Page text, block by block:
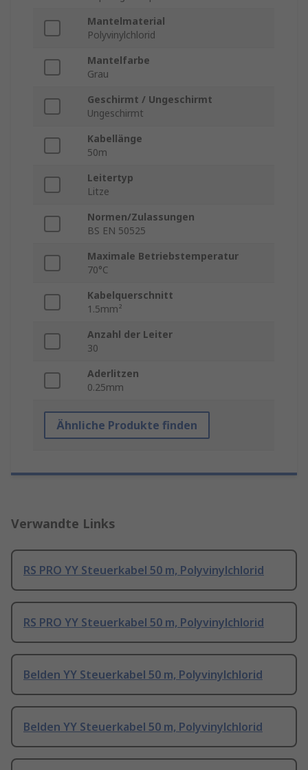
Mantelmaterial
Polyvinylchlorid
Mantelfarbe
Grau
Geschirmt / Ungeschirmt
Ungeschirmt
Kabellänge
50m
Leitertyp
Litze
Normen/Zulassungen
BS EN 50525
Maximale Betriebstemperatur
70°C
Kabelquerschnitt
1.5mm²
Anzahl der Leiter
30
Aderlitzen
0.25mm
Ähnliche Produkte finden
Verwandte Links
RS PRO YY Steuerkabel 50 m, Polyvinylchlorid
RS PRO YY Steuerkabel 50 m, Polyvinylchlorid
Belden YY Steuerkabel 50 m, Polyvinylchlorid
Belden YY Steuerkabel 50 m, Polyvinylchlorid